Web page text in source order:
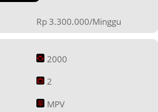
Rp 3.300.000/Minggu
2000
2
MPV